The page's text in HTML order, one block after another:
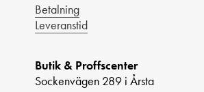
Betalning
Leveranstid
Butik & Proffscenter
Sockenvägen 289 i Årsta